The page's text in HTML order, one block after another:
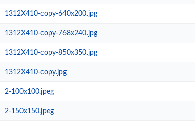
1312X410-copy-640x200.jpg
1312X410-copy-768x240.jpg
1312X410-copy-850x350.jpg
1312X410-copy.jpg
2-100x100.jpeg
2-150x150.jpeg